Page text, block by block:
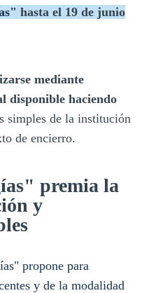
hasta el 19 de junio
mediante
disponible haciendo
simples de la institución
de encierro.
premia la
y
propone para
y de la modalidad